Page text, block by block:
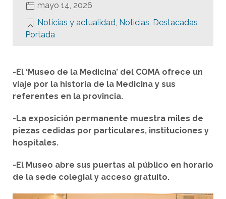
mayo 14, 2026
Noticias y actualidad, Noticias, Destacadas
Portada
-El ‘Museo de la Medicina’ del COMA ofrece un
viaje por la historia de la Medicina y sus
referentes en la provincia.
-La exposición permanente muestra miles de
piezas cedidas por particulares, instituciones y
hospitales.
-El Museo abre sus puertas al público en horario
de la sede colegial y acceso gratuito.